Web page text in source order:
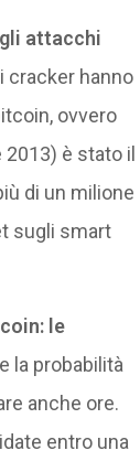
attacchi
cracker hanno
ovvero
è stato il
di un milione
sugli smart
le
la probabilità
anche ore.
entro una